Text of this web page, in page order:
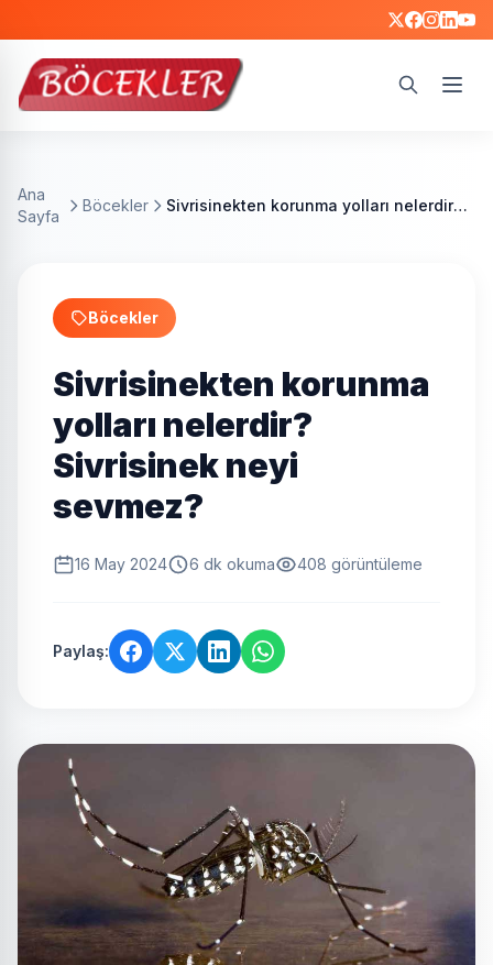
Ana
Sayfa
Böcekler Sivrisinekten korunma yolları nelerdir? Sivrisinek neyi sevmez?
Böcekler
Sivrisinekten korunma
yolları nelerdir?
Sivrisinek neyi
sevmez?
16 May 2024 6 dk okuma 408 görüntüleme
Paylaş: